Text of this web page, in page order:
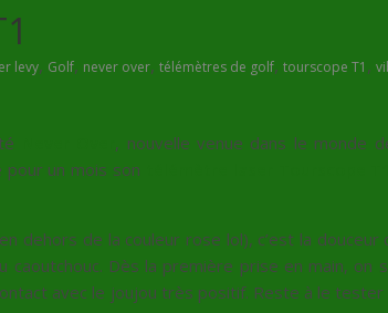
levy, Golf, never over, télémètres de golf, tourscope T1 ,
, nouvelle venue dans le monde
un mois son
dehors de la couleur rose lol), c’est la douceur
Dès la première prise en main, on
avec le joujou très positif. Reste à le